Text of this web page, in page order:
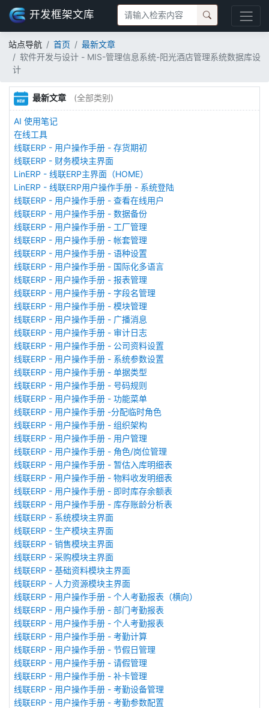
开发框架文库
站点导航 首页
最新文章
软件开发与设计 - MIS-管理信息系统-阳光酒店管理系统数据库设
计
最新文章 (全部类别)
AI 使用笔记
在线工具
线联ERP - 用户操作手册 - 存货期初
线联ERP - 财务模块主界面
LinERP - 线联ERP主界面（HOME）
LinERP - 线联ERP用户操作手册 - 系统登陆
线联ERP - 用户操作手册 - 查看在线用户
线联ERP - 用户操作手册 - 数据备份
线联ERP - 用户操作手册 - 工厂管理
线联ERP - 用户操作手册 - 帐套管理
线联ERP - 用户操作手册 - 语种设置
线联ERP - 用户操作手册 - 国际化多语言
线联ERP - 用户操作手册 - 报表管理
线联ERP - 用户操作手册 - 字段名管理
线联ERP - 用户操作手册 - 模块管理
线联ERP - 用户操作手册 - 广播消息
线联ERP - 用户操作手册 - 审计日志
线联ERP - 用户操作手册 - 公司资料设置
线联ERP - 用户操作手册 - 系统参数设置
线联ERP - 用户操作手册 - 单据类型
线联ERP - 用户操作手册 - 号码规则
线联ERP - 用户操作手册 - 功能菜单
线联ERP - 用户操作手册 -分配临时角色
线联ERP - 用户操作手册 - 组织架构
线联ERP - 用户操作手册 - 用户管理
线联ERP - 用户操作手册 - 角色/岗位管理
线联ERP - 用户操作手册 - 暂估入库明细表
线联ERP - 用户操作手册 - 物料收发明细表
线联ERP - 用户操作手册 - 即时库存余额表
线联ERP - 用户操作手册 - 库存账龄分析表
线联ERP - 系统模块主界面
线联ERP - 生产模块主界面
线联ERP - 销售模块主界面
线联ERP - 采购模块主界面
线联ERP - 基础资料模块主界面
线联ERP - 人力资源模块主界面
线联ERP - 用户操作手册 - 个人考勤报表（横向）
线联ERP - 用户操作手册 - 部门考勤报表
线联ERP - 用户操作手册 - 个人考勤报表
线联ERP - 用户操作手册 - 考勤计算
线联ERP - 用户操作手册 - 节假日管理
线联ERP - 用户操作手册 - 请假管理
线联ERP - 用户操作手册 - 补卡管理
线联ERP - 用户操作手册 - 考勤设备管理
线联ERP - 用户操作手册 - 考勤参数配置